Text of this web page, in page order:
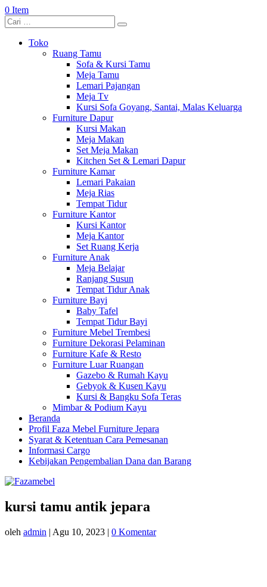
0 Item
Toko
Ruang Tamu
Sofa & Kursi Tamu
Meja Tamu
Lemari Pajangan
Meja Tv
Kursi Sofa Goyang, Santai, Malas Keluarga
Furniture Dapur
Kursi Makan
Meja Makan
Set Meja Makan
Kitchen Set & Lemari Dapur
Furniture Kamar
Lemari Pakaian
Meja Rias
Tempat Tidur
Furniture Kantor
Kursi Kantor
Meja Kantor
Set Ruang Kerja
Furniture Anak
Meja Belajar
Ranjang Susun
Tempat Tidur Anak
Furniture Bayi
Baby Tafel
Tempat Tidur Bayi
Furniture Mebel Trembesi
Furniture Dekorasi Pelaminan
Furniture Kafe & Resto
Furniture Luar Ruangan
Gazebo & Rumah Kayu
Gebyok & Kusen Kayu
Kursi & Bangku Sofa Teras
Mimbar & Podium Kayu
Beranda
Profil Faza Mebel Furniture Jepara
Syarat & Ketentuan Cara Pemesanan
Informasi Cargo
Kebijakan Pengembalian Dana dan Barang
kursi tamu antik jepara
oleh admin | Agu 10, 2023 | 0 Komentar